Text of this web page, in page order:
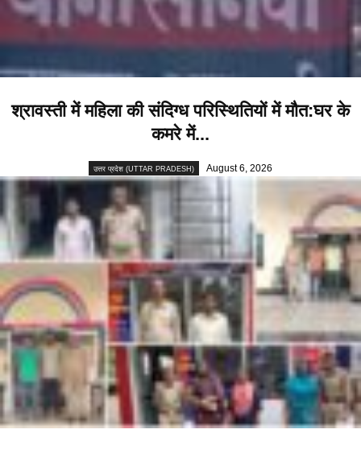
श्रावस्ती में महिला की संदिग्ध परिस्थितियों में मौत:घर के
कमरे में...
उत्तर प्रदेश (UTTAR PRADESH) August 6, 2026